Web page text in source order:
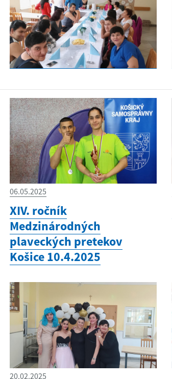
06.05.2025
XIV. ročník
Medzinárodných
plaveckých pretekov
Košice 10.4.2025
20.02.2025